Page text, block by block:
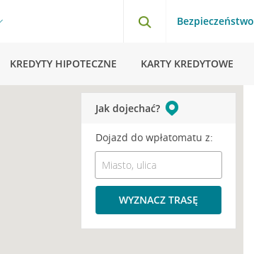
Bezpieczeństwo
KREDYTY HIPOTECZNE KARTY KREDYTOWE
Jak dojechać?
Dojazd do wpłatomatu z:
WYZNACZ TRASĘ